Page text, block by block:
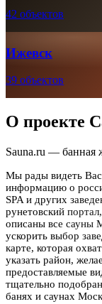
42 объектов
Ижевск
39 объектов
О проекте
Sauna.ru — банная
Мы рады видеть Вас
информацию о
SPA и других
рунетовский
описаны все сауны
ускорить выбор
карте, которая
указать район,
предоставляемые
тщательно
банях и саунах